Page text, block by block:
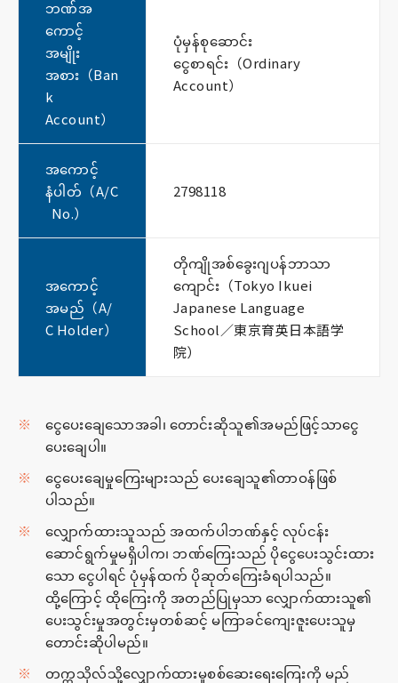
ဘဏ်အ
ကောင့်
အမျိုး
အစား（Ban
k
Account）
ပုံမှန်စုဆောင်း
ငွေစာရင်း（Ordinary
Account）
အကောင့်
နံပါတ်（A/C
No.）
2798118
အကောင့်
အမည်（A/
C Holder）
တိုကျိုအစ်ခွေးဂျပန်ဘာသာ
ကျောင်း（Tokyo Ikuei
Japanese Language
School／東京育英日本語学
院）
ငွေပေးချေသောအခါ၊ တောင်းဆိုသူ၏အမည်ဖြင့်သာငွေ
ပေးချေပါ။
ငွေပေးချေမှုကြေးများသည် ပေးချေသူ၏တာဝန်ဖြစ်
ပါသည်။
လျှောက်ထားသူသည် အထက်ပါဘဏ်နှင့် လုပ်ငန်း
ဆောင်ရွက်မှုမရှိပါက၊ ဘဏ်ကြေးသည် ပိုငွေပေးသွင်းထား
သော ငွေပါရင် ပုံမှန်ထက် ပိုဆုတ်ကြေးခံရပါသည်။
ထို့ကြောင့် ထိုကြေးကို အတည်ပြုမှသာ လျှောက်ထားသူ၏
ပေးသွင်းမှုအတွင်းမှတစ်ဆင့် မကြာခင်ကျေးဇူးပေးသူမှ
တောင်းဆိုပါမည်။
တက္ကသိုလ်သို့လျှောက်ထားမှုစစ်ဆေးရေးကြေးကို မည်